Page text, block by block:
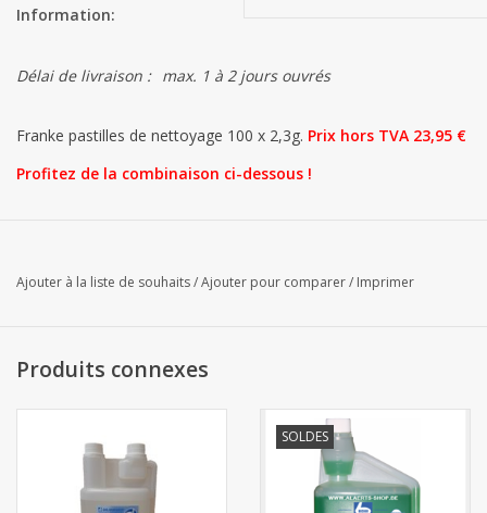
Information:
Délai de livraison : max. 1 à 2 jours ouvrés
Franke pastilles de nettoyage 100 x 2,3g. Prix ​​hors TVA 23,95 €
Profitez de la combinaison ci-dessous !
Ajouter à la liste de souhaits/Ajouter pour comparer/ Imprimer
Produits connexes
SOLDES